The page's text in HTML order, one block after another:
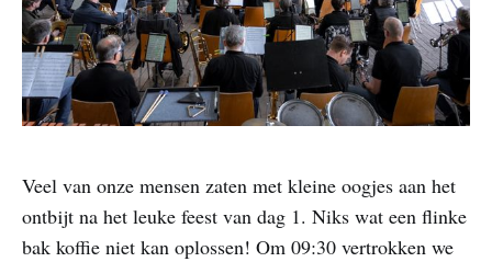
Veel van onze mensen zaten met kleine oogjes aan het
ontbijt na het leuke feest van dag 1. Niks wat een flinke
bak koffie niet kan oplossen! Om 09:30 vertrokken we